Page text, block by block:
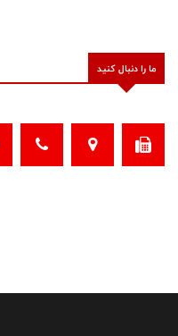
ما را دنبال کنید